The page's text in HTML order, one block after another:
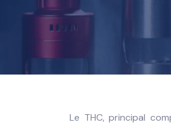
Le THC, principal